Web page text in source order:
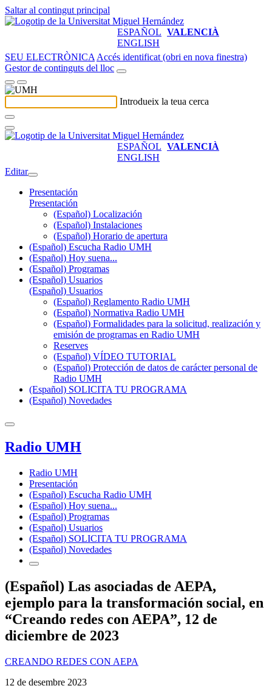
Saltar al contingut principal
ESPAÑOL VALENCIÀ
ENGLISH
SEU ELECTRÒNICA Accés identificat (obri en nova finestra)
Gestor de continguts del lloc
Introdueix la teua cerca
ESPAÑOL VALENCIÀ
ENGLISH
Editar
Presentación
Presentación
(Español) Localización
(Español) Instalaciones
(Español) Horario de apertura
(Español) Escucha Radio UMH
(Español) Hoy suena...
(Español) Programas
(Español) Usuarios
(Español) Usuarios
(Español) Reglamento Radio UMH
(Español) Normativa Radio UMH
(Español) Formalidades para la solicitud, realización y
emisión de programas en Radio UMH
Reserves
(Español) VÍDEO TUTORIAL
(Español) Protección de datos de carácter personal de
Radio UMH
(Español) SOLICITA TU PROGRAMA
(Español) Novedades
Radio UMH
Radio UMH
Presentación
(Español) Escucha Radio UMH
(Español) Hoy suena...
(Español) Programas
(Español) Usuarios
(Español) SOLICITA TU PROGRAMA
(Español) Novedades
(Español) Las asociadas de AEPA,
ejemplo para la transformación social, en
“Creando redes con AEPA”, 12 de
diciembre de 2023
CREANDO REDES CON AEPA
12 de desembre 2023